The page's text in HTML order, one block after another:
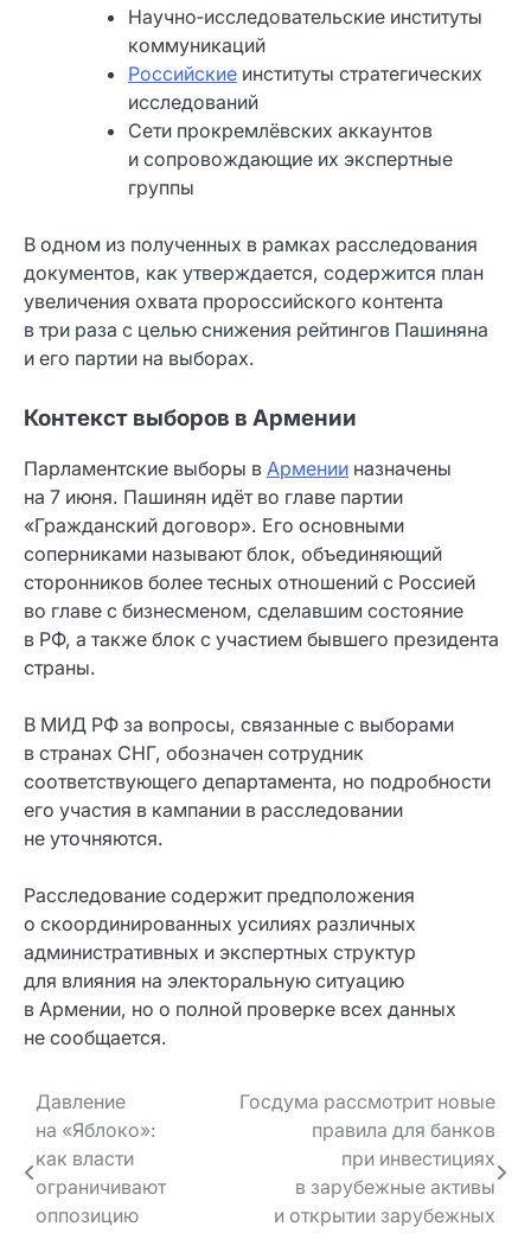
Научно‑исследовательские институты
коммуникаций
Российские институты стратегических
исследований
Сети прокремлёвских аккаунтов
и сопровождающие их экспертные
группы
В одном из полученных в рамках расследования
документов, как утверждается, содержится план
увеличения охвата пророссийского контента
в три раза с целью снижения рейтингов Пашиняна
и его партии на выборах.
Контекст выборов в Армении
Парламентские выборы в Армении назначены
на 7 июня. Пашинян идёт во главе партии
«Гражданский договор». Его основными
соперниками называют блок, объединяющий
сторонников более тесных отношений с Россией
во главе с бизнесменом, сделавшим состояние
в РФ, а также блок с участием бывшего президента
страны.
В МИД РФ за вопросы, связанные с выборами
в странах СНГ, обозначен сотрудник
соответствующего департамента, но подробности
его участия в кампании в расследовании
не уточняются.
Расследование содержит предположения
о скоординированных усилиях различных
административных и экспертных структур
для влияния на электоральную ситуацию
в Армении, но о полной проверке всех данных
не сообщается.
Навигация
по записям
Давление
на «Яблоко»:
как власти
ограничивают
оппозицию
Госдума рассмотрит новые
правила для банков
при инвестициях
в зарубежные активы
и открытии зарубежных